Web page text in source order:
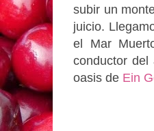
subir un
juicio.
el Mar
conductor
oasis de Ein